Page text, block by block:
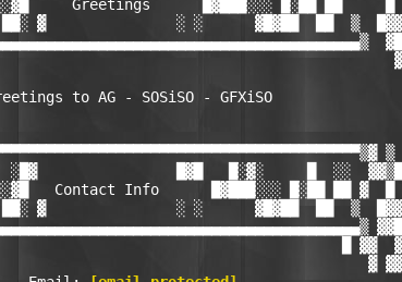
Greetings      █▓███░░░ █░██ ██     █
██░ ▓               ░ ░      ▓█▓██  ██  ▒
▓
▓▓
to AG - SOSiSO - GFXiSO
█
░█▓                █▓█   █░▓░     █  ░░
Contact Info      █▓███░░░ █░██ ██ ▓  █
██░ ▓               ░ ░      ▓█▓██  ██  ▒
█ ▓▓  ▓
▓ ▓▓